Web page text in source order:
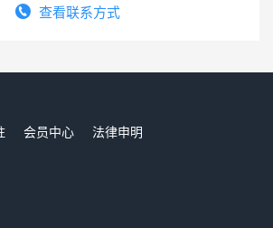
查看联系方式
会员中心
法律申明